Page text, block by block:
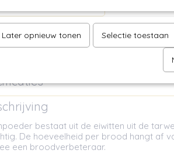
IN WINKELWAGEN
gewicht
bestaat uit de eiwitten uit de
De hoeveelheid per brood hangt af
een broodverbeteraar.
Later opnieuw tonen Selectie toestaan